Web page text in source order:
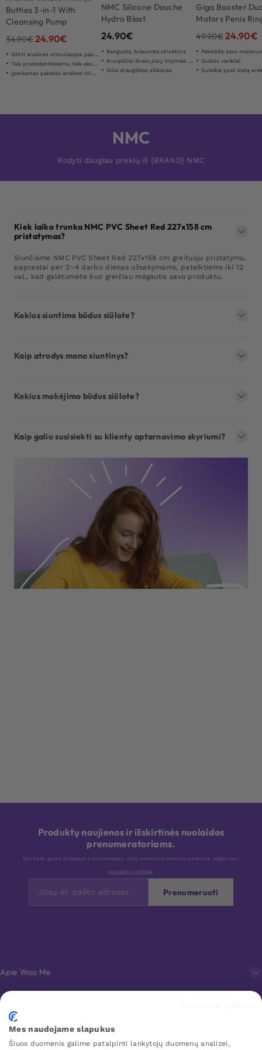
Butties 3-in-1 With
Cleansing Pump
34.90€24.90€
Ištirti analinės stimuliacijos pasaulį
Tiek pradedantiesiems, tiek ekspertams
Įperkamas paketas analinei stimuliacijai
NMC Silicone Douche
Hydro Blast
24.90€
Banguota, briaunota struktūra
Kruopščiai išvalo jūsų intymias zonas
Odai draugiškas silikonas
Giga Booster
Motors Penis
49.90€24.90€
Pakelkite savo malonumą į
Dualūs varikliai
Suteikia ypač kietą
NMC
Rodyti daugiau prekių iš {BRAND} NMC
Kiek laiko trunka NMC PVC Sheet Red 227x158 cm
pristatymas?
Siunčiame NMC PVC Sheet Red 227x158 cm greituoju pristatymu,
paprastai per 2–4 darbo dienas užsakymams, pateiktiems iki 12
val., kad galėtumėte kuo greičiau mėgautis savo produktu.
Kokius siuntimo būdus siūlote?
Kaip atrodys mano siuntinys?
Kokius mokėjimo būdus siūlote?
Kaip galiu susisiekti su klientų aptarnavimo skyriumi?
Produktų naujienos ir išskirtinės nuolaidos
prenumeratoriams.
Bet kada galite atsisakyti prenumeratos. Jūsų asmens duomenis tvarkome pagal savo
privatumo politiką .
Prenumeruoti
Apie Woo Me
Klientų aptarnavimas
Mes naudojame slapukus
Šiuos duomenis galime patalpinti lankytojų duomenų analizei,